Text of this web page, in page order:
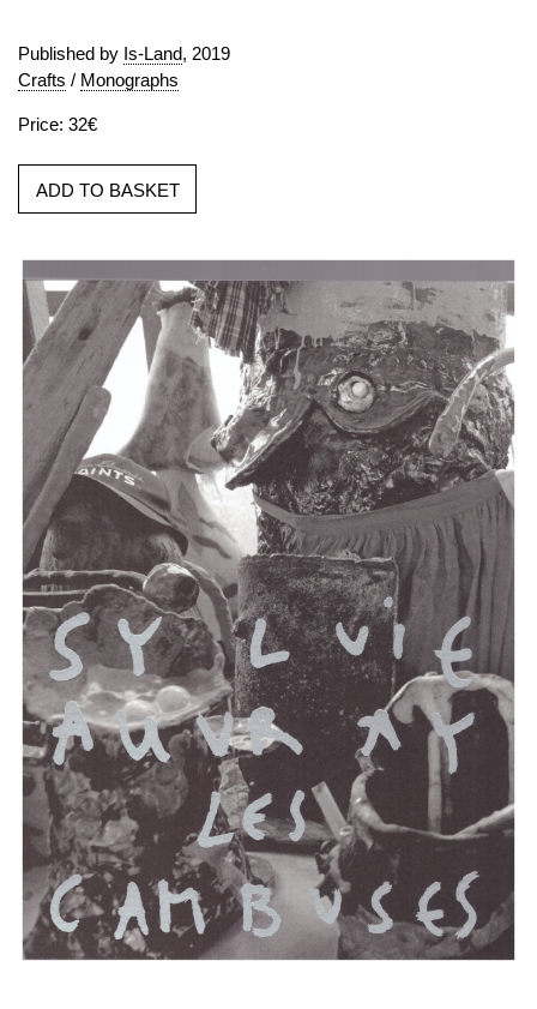
Published by Is-Land, 2019
Crafts / Monographs
Price: 32€
ADD TO BASKET